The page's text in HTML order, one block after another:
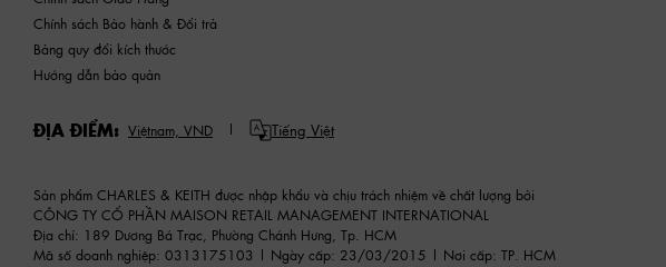
Chính sách Bảo hành & Đổi trả
Bảng quy đổi kích thước
Hướng dẫn bảo quản
ĐỊA ĐIỂM: Việtnam, VND Tiếng Việt
Sản phẩm CHARLES & KEITH được nhập khẩu và chịu trách nhiệm về chất lượng bởi
CÔNG TY CỔ PHẦN MAISON RETAIL MANAGEMENT INTERNATIONAL
Địa chỉ: 189 Dương Bá Trạc, Phường Chánh Hưng, Tp. HCM
Mã số doanh nghiệp: 0313175103 | Ngày cấp: 23/03/2015 | Nơi cấp: TP. HCM